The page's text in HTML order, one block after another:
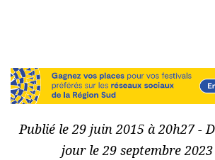
Publié le 29 juin 2015 à 20h27 -
jour le 29 septembre